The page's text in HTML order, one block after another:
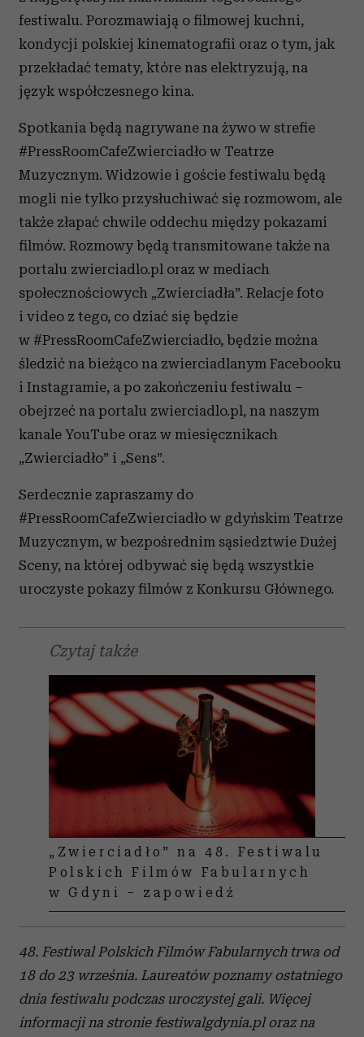
festiwalu. Porozmawiają o filmowej kuchni,
kondycji polskiej kinematografii oraz o tym, jak
przekładać tematy, które nas elektryzują, na
język współczesnego kina.
Spotkania będą nagrywane na żywo w strefie
#PressRoomCafeZwierciadło w Teatrze
Muzycznym. Widzowie i goście festiwalu będą
mogli nie tylko przysłuchiwać się rozmowom, ale
także złapać chwile oddechu między pokazami
filmów. Rozmowy będą transmitowane także na
portalu zwierciadlo.pl oraz w mediach
społecznościowych „Zwierciadła”. Relacje foto
i video z tego, co dziać się będzie
w #PressRoomCafeZwierciadło, będzie można
śledzić na bieżąco na zwierciadlanym Facebooku
i Instagramie, a po zakończeniu festiwalu –
obejrzeć na portalu zwierciadlo.pl, na naszym
kanale YouTube oraz w miesięcznikach
„Zwierciadło” i „Sens”.
Serdecznie zapraszamy do
#PressRoomCafeZwierciadło w gdyńskim Teatrze
Muzycznym, w bezpośrednim sąsiedztwie Dużej
Sceny, na której odbywać się będą wszystkie
uroczyste pokazy filmów z Konkursu Głównego.
Czytaj także
„Zwierciadło” na 48. Festiwalu
Polskich Filmów Fabularnych
w Gdyni – zapowiedź
48. Festiwal Polskich Filmów Fabularnych trwa od
18 do 23 września. Laureatów poznamy ostatniego
dnia festiwalu podczas uroczystej gali. Więcej
informacji na stronie festiwalgdynia.pl oraz na